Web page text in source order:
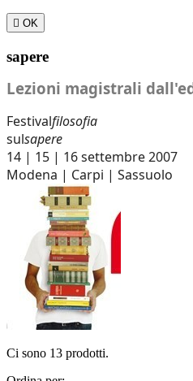
 OK
sapere
Lezioni magistrali
Festivalfilosofia
sulsapere
14 | 15 | 16 settembre 2007
Modena | Carpi | Sassuolo
Ci sono 13 prodotti.